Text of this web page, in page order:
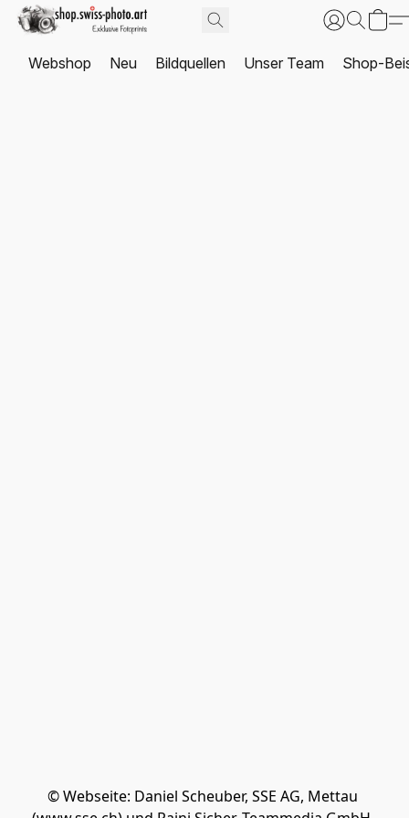
Webshop Neu Bildquellen Unser Team Shop-
© Webseite: Daniel Scheuber, SSE AG, Mettau